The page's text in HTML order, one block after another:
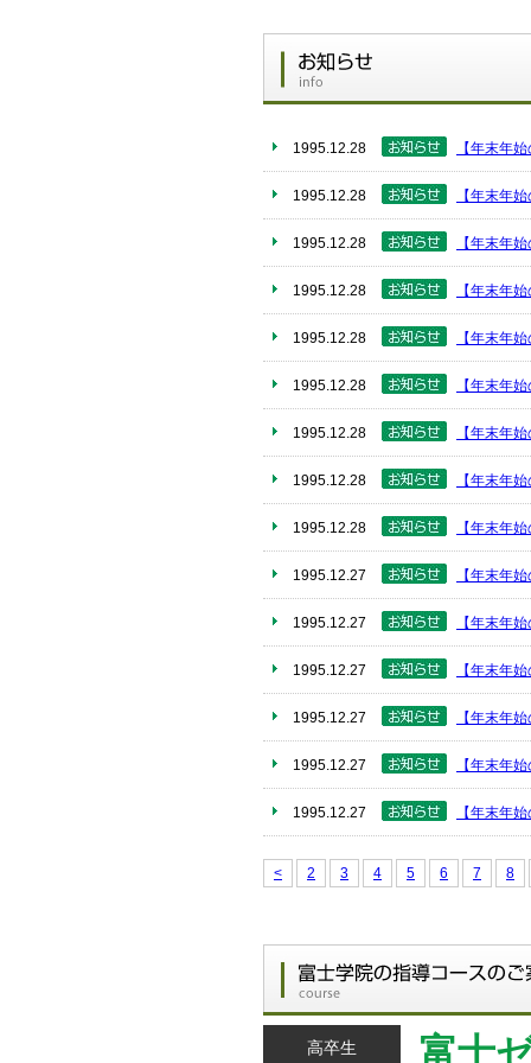
1995.12.28 【年末年
1995.12.28 【年末年
1995.12.28 【年末年
1995.12.28 【年末年
1995.12.28 【年末年
1995.12.28 【年末年
1995.12.28 【年末年
1995.12.28 【年末年
1995.12.28 【年末年
1995.12.27 【年末年
1995.12.27 【年末年
1995.12.27 【年末年
1995.12.27 【年末年
1995.12.27 【年末年
1995.12.27 【年末年
< 2 3 4 5 6 7 8
高卒生 富士